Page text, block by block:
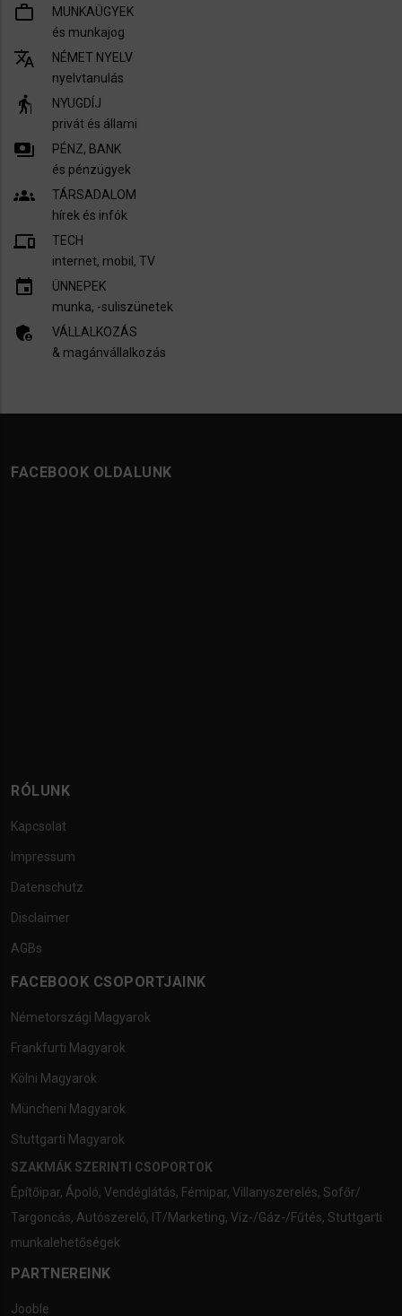
work_outline
MUNKAÜGYEK
és munkajog
translate
NÉMET NYELV
nyelvtanulás
elderly
NYUGDÍJ
privát és állami
payments
PÉNZ, BANK
és pénzügyek
groups
TÁRSADALOM
hírek és infók
devices
TECH
internet, mobil, TV​
insert_invitation
ÜNNEPEK
munka, -suliszünetek
admin_panel_settings
VÁLLALKOZÁS
& magánvállalkozás
FACEBOOK OLDALUNK
RÓLUNK
Kapcsolat
Impressum
Datenschutz
Disclaimer
AGBs
FACEBOOK CSOPORTJAINK
Németországi Magyarok
Frankfurti Magyarok
Kölni Magyarok
Müncheni Magyarok
Stuttgarti Magyarok
SZAKMÁK SZERINTI CSOPORTOK
Építőipar, Ápoló, Vendéglátás, Fémipar, Villanyszerelés, Sofőr/
Targoncás, Autószerelő, IT/Marketing, Víz-/Gáz-/Fűtés, Stuttgarti
munkalehetőségek
PARTNEREINK
Jooble